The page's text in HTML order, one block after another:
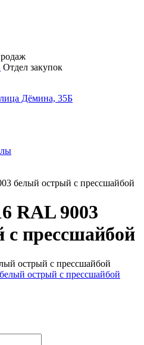
Отдел закупок
Дёмина, 35Б
белый острый с прессшайбой
RAL 9003
прессшайбой
острый с прессшайбой